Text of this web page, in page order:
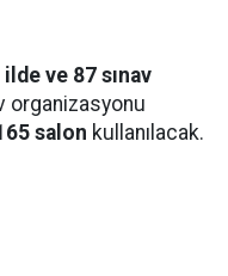
ilde ve 87 sınav
organizasyonu
salon kullanılacak.